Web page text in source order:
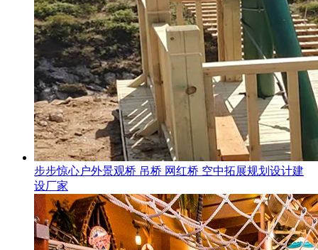
步步惊心户外景观桥 吊桥 网红桥 空中拓展规划设计建
设厂家